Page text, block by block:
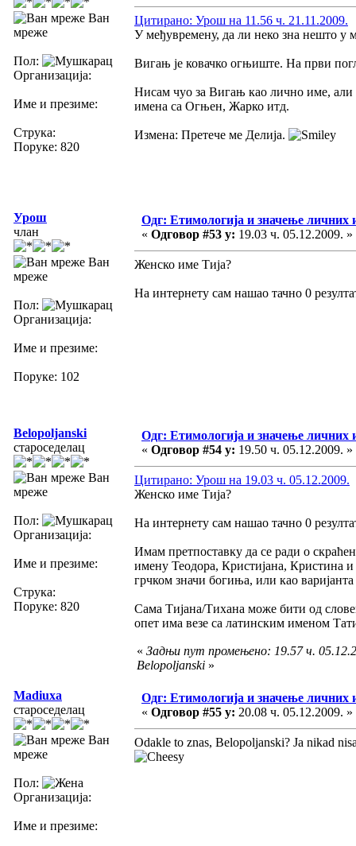
Ван
мреже
Пол:
Организација:
Име и презиме:
Струка:
Поруке: 820
Цитирано: Урош на 11.56 ч. 21.11.2009.
У међувремену, да ли неко зна нешто
Вигањ је ковачко огњиште. На први
Нисам чуо за Вигањ као лично име, али
имена са Огњен, Жарко итд.
Измена: Претече ме Делија.
Урош
члан
Ван
мреже
Пол:
Организација:
Име и презиме:
Поруке: 102
Одг: Етимологија и значење личних
« Одговор #53 у: 19.03 ч. 05.12.2009. »
Женско име Тија?
На интернету сам нашао тачно 0
Belopoljanski
староседелац
Ван
мреже
Пол:
Организација:
Име и презиме:
Струка:
Поруке: 820
Одг: Етимологија и значење личних
« Одговор #54 у: 19.50 ч. 05.12.2009. »
Цитирано: Урош на 19.03 ч. 05.12.2009.
Женско име Тија?
На интернету сам нашао тачно 0
Имам претпоставку да се ради о
имену Теодора, Кристијана, Кристина
грчком значи богиња, или као
Сама Тијана/Тихана може бити од
опет има везе са латинским именом
« Задњи пут промењено: 19.57 ч.
Belopoljanski »
Madiuxa
староседелац
Ван
мреже
Пол:
Организација:
Име и презиме:
Одг: Етимологија и значење личних
« Одговор #55 у: 20.08 ч. 05.12.2009. »
Odakle to znas, Belopoljanski? Ja nikad